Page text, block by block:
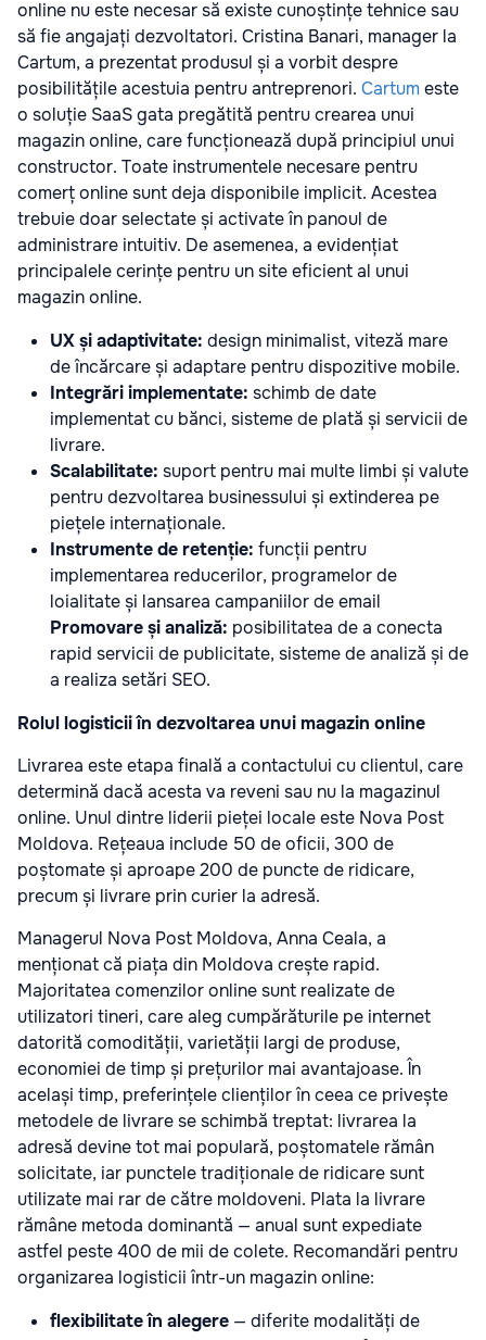
online nu este necesar să existe cunoștințe tehnice sau
să fie angajați dezvoltatori. Cristina Banari, manager la
Cartum, a prezentat produsul și a vorbit despre
posibilitățile acestuia pentru antreprenori. Cartum este
o soluție SaaS gata pregătită pentru crearea unui
magazin online, care funcționează după principiul unui
constructor. Toate instrumentele necesare pentru
comerț online sunt deja disponibile implicit. Acestea
trebuie doar selectate și activate în panoul de
administrare intuitiv. De asemenea, a evidențiat
principalele cerințe pentru un site eficient al unui
magazin online.
UX și adaptivitate: design minimalist, viteză mare
de încărcare și adaptare pentru dispozitive mobile.
Integrări implementate: schimb de date
implementat cu bănci, sisteme de plată și servicii de
livrare.
Scalabilitate: suport pentru mai multe limbi și valute
pentru dezvoltarea businessului și extinderea pe
piețele internaționale.
Instrumente de retenție: funcții pentru
implementarea reducerilor, programelor de
loialitate și lansarea campaniilor de email
Promovare și analiză: posibilitatea de a conecta
rapid servicii de publicitate, sisteme de analiză și de
a realiza setări SEO.
Rolul logisticii în dezvoltarea unui magazin online
Livrarea este etapa finală a contactului cu clientul, care
determină dacă acesta va reveni sau nu la magazinul
online. Unul dintre liderii pieței locale este Nova Post
Moldova. Rețeaua include 50 de oficii, 300 de
poștomate și aproape 200 de puncte de ridicare,
precum și livrare prin curier la adresă.
Managerul Nova Post Moldova, Anna Ceala, a
menționat că piața din Moldova crește rapid.
Majoritatea comenzilor online sunt realizate de
utilizatori tineri, care aleg cumpărăturile pe internet
datorită comodității, varietății largi de produse,
economiei de timp și prețurilor mai avantajoase. În
același timp, preferințele clienților în ceea ce privește
metodele de livrare se schimbă treptat: livrarea la
adresă devine tot mai populară, poștomatele rămân
solicitate, iar punctele tradiționale de ridicare sunt
utilizate mai rar de către moldoveni. Plata la livrare
rămâne metoda dominantă — anual sunt expediate
astfel peste 400 de mii de colete. Recomandări pentru
organizarea logisticii într-un magazin online:
flexibilitate în alegere — diferite modalități de